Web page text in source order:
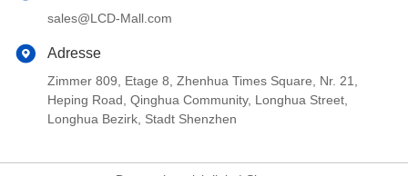
sales@LCD-Mall.com
Adresse
Zimmer 809, Etage 8, Zhenhua Times Square, Nr. 21,
Heping Road, Qinghua Community, Longhua Street,
Longhua Bezirk, Stadt Shenzhen